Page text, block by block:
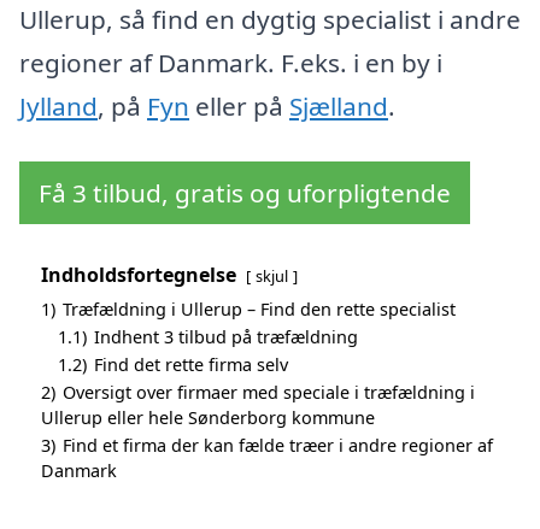
Ullerup, så find en dygtig specialist i andre
regioner af Danmark. F.eks. i en by i
Jylland, på Fyn eller på Sjælland.
Få 3 tilbud, gratis og uforpligtende
Indholdsfortegnelse skjul
1) Træfældning i Ullerup – Find den rette specialist
1.1) Indhent 3 tilbud på træfældning
1.2) Find det rette firma selv
2) Oversigt over firmaer med speciale i træfældning i
Ullerup eller hele Sønderborg kommune
3) Find et firma der kan fælde træer i andre regioner af
Danmark